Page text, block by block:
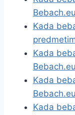
Bebach.eu
Kada
Kada
Bebach.eu
Kada
Bebach.eu
Kada